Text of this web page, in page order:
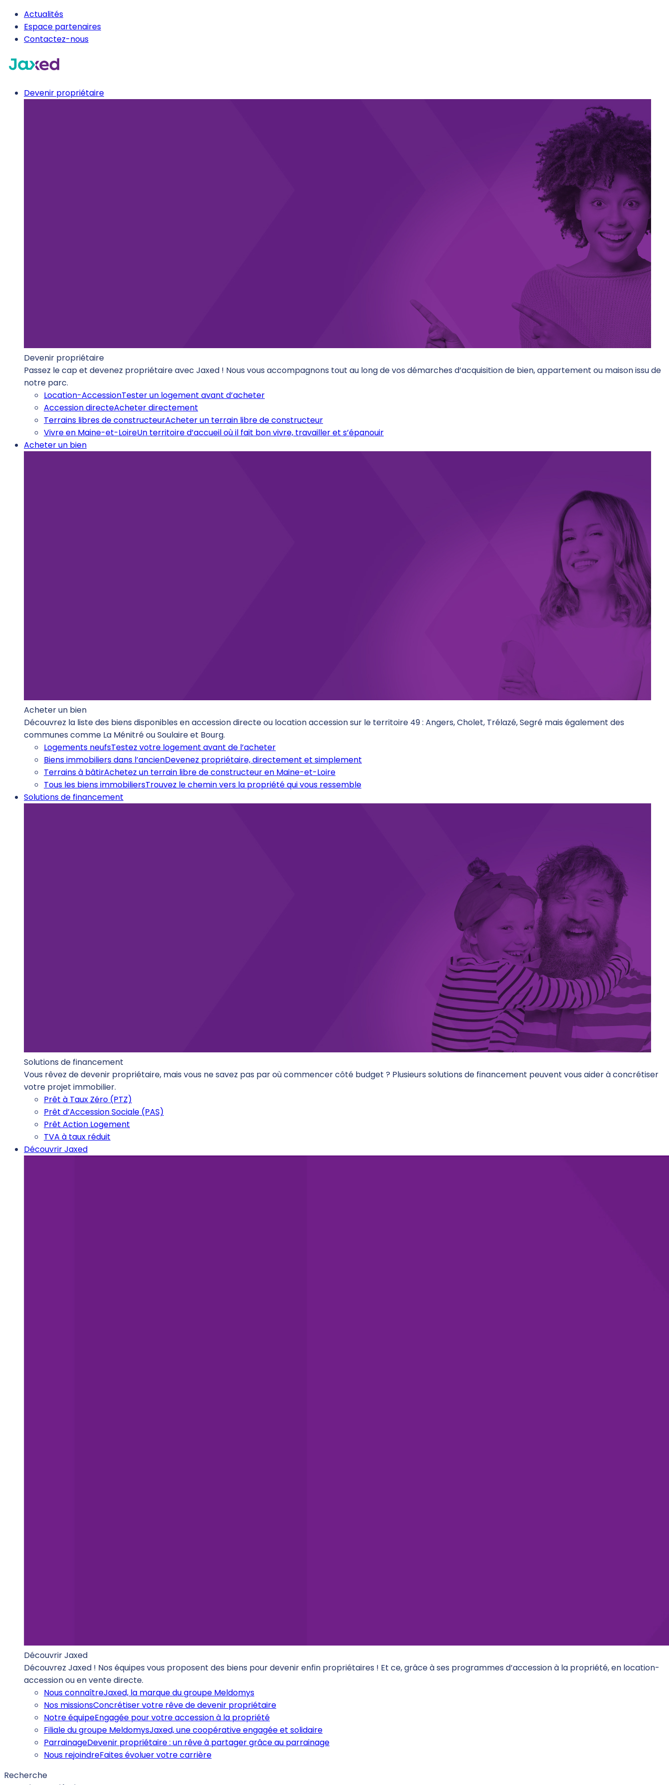
Actualités
Espace partenaires
Contactez-nous
Devenir propriétaire
Devenir propriétaire
Passez le cap et devenez propriétaire avec Jaxed ! Nous vous accompagnons tout au long de vos démarches d’acquisition de bien, appartement ou maison issu de
notre parc.
Location-AccessionTester un logement avant d’acheter
Accession directeAcheter directement
Terrains libres de constructeurAcheter un terrain libre de constructeur
Vivre en Maine-et-LoireUn territoire d’accueil où il fait bon vivre, travailler et s’épanouir
Acheter un bien
Acheter un bien
Découvrez la liste des biens disponibles en accession directe ou location accession sur le territoire 49 : Angers, Cholet, Trélazé, Segré mais également des
communes comme La Ménitré ou Soulaire et Bourg.
Logements neufsTestez votre logement avant de l’acheter
Biens immobiliers dans l’ancienDevenez propriétaire, directement et simplement
Terrains à bâtirAchetez un terrain libre de constructeur en Maine-et-Loire
Tous les biens immobiliersTrouvez le chemin vers la propriété qui vous ressemble
Solutions de financement
Solutions de financement
Vous rêvez de devenir propriétaire, mais vous ne savez pas par où commencer côté budget ? Plusieurs solutions de financement peuvent vous aider à concrétiser
votre projet immobilier.
Prêt à Taux Zéro (PTZ)
Prêt d’Accession Sociale (PAS)
Prêt Action Logement
TVA à taux réduit
Découvrir Jaxed
Découvrir Jaxed
Découvrez Jaxed ! Nos équipes vous proposent des biens pour devenir enfin propriétaires ! Et ce, grâce à ses programmes d’accession à la propriété, en location-
accession ou en vente directe.
Nous connaîtreJaxed, la marque du groupe Meldomys
Nos missionsConcrétiser votre rêve de devenir propriétaire
Notre équipeEngagée pour votre accession à la propriété
Filiale du groupe MeldomysJaxed, une coopérative engagée et solidaire
ParrainageDevenir propriétaire : un rêve à partager grâce au parrainage
Nous rejoindreFaites évoluer votre carrière
Recherche